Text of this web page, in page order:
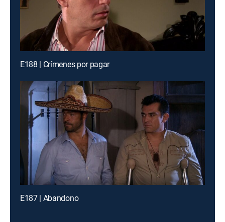
E188 | Crímenes por pagar
E187 | Abandono